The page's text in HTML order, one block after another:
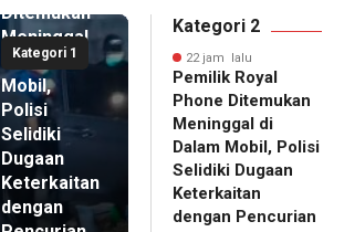
Kategori 1
Ditemukan
Meninggal
di Dalam
Mobil,
Polisi
Selidiki
Dugaan
Keterkaitan
dengan
Kategori 2
22 jam lalu
Pemilik Royal
Phone Ditemukan
Meninggal di
Dalam Mobil, Polisi
Selidiki Dugaan
Keterkaitan
dengan Pencurian